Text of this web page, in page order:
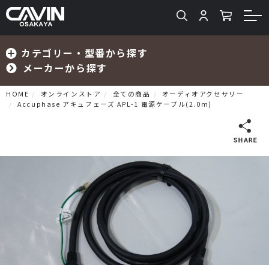
カテゴリー・型番から探す
メーカーから探す
検索
プリメインアンプ
HOME オンラインストア 全ての商品
オーディオアクセサリー
Accuphase アキュフェーズ APL-1 電源ケーブル(2.0m)